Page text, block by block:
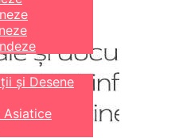
și Desene
Asiatice